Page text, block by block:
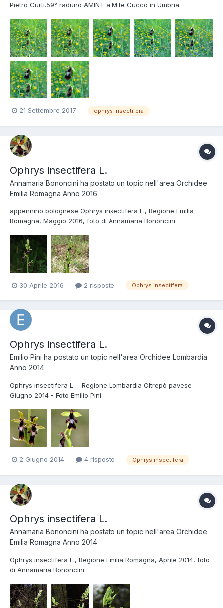
Pietro Curti.59° raduno AMINT a M.te Cucco in Umbria.
21 Settembre 2017 ophrys insectifera
Ophrys insectifera L.
Annamaria Bononcini ha postato un topic nell'area Orchidee
Emilia Romagna Anno 2016
appennino bolognese Ophrys insectifera L., Regione Emilia
Romagna, Maggio 2016, foto di Annamaria Bononcini.
30 Aprile 2016 2 risposte Ophrys insectifera
Ophrys insectifera L.
Emilio Pini ha postato un topic nell'area Orchidee Lombardia
Anno 2014
Ophrys insectifera L. - Regione Lombardia Oltrepò pavese
Giugno 2014 - Foto Emilio Pini
2 Giugno 2014 4 risposte Ophrys insectifera
Ophrys insectifera L.
Annamaria Bononcini ha postato un topic nell'area Orchidee
Emilia Romagna Anno 2014
Ophrys insectifera L., Regione Emilia Romagna, Aprile 2014, foto
di Annamaria Bononcini.